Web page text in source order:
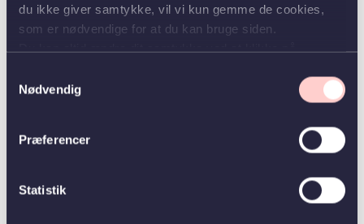
du ikke giver samtykke, vil vi kun gemme de cookies,
som er nødvendige for at du kan bruge siden.
Nødvendig
Præferencer
Statistik